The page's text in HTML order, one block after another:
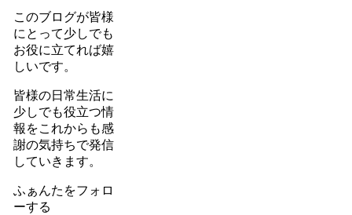
このブログが皆様
にとって少しでも
お役に立てれば嬉
しいです。
皆様の日常生活に
少しでも役立つ情
報をこれからも感
謝の気持ちで発信
していきます。
ふぁんたをフォロ
ーする